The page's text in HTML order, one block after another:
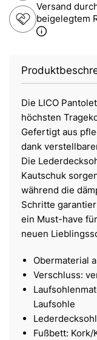
Versand
beigelegtem
Die LICO
höchsten
Gefertigt aus
dank
Die
Kautschuk
während die
Schritte
ein Must-have
neuen
Obermaterial
Verschluss:
Laufsohle
Fußbett: Kork/